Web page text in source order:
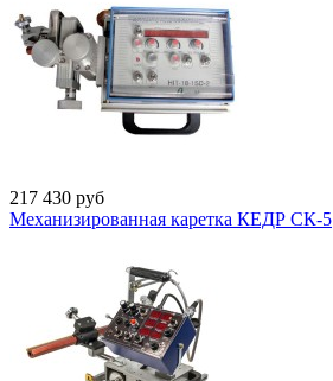
217 430 руб
Механизированная каретка КЕДР СК-5